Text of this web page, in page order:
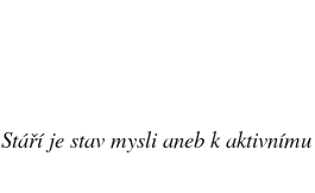
Stáří je stav mysli aneb k